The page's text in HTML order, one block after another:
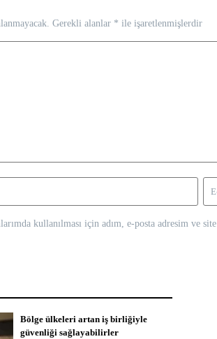
Gerekli alanlar * ile işaretlenmişlerdir
kullanılması için adım, e-posta adresim ve
Bölge ülkeleri artan iş birliğiyle
güvenliği sağlayabilirler